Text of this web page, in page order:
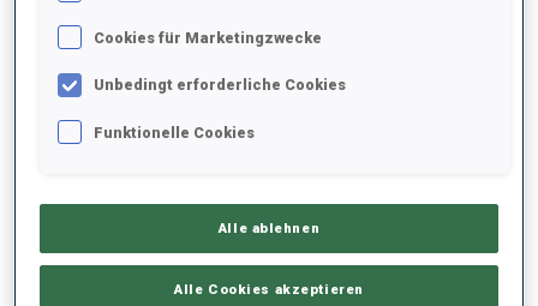
LIEGENDSCHIESSEN
STEHENDSCHIESSEN
PERFORMANCE TREND
Cookies für Marketingzwecke
Unbedingt erforderliche Cookies
Funktionelle Cookies
Alle ablehnen
Alle Cookies akzeptieren